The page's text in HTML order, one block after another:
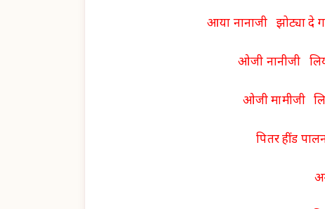
आया नानाजी झोट्या दे
ओजी नानीजी
ओजी मामीजी
पितर हींड